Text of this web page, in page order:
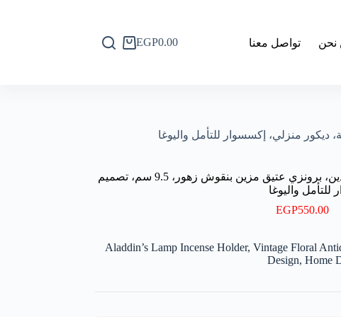
نحن تواصل معنا
عربةEGP0.00
حامل بخور على شكل مصباح علاء الدين، برونزي عتيق مزين بنقوش زهور، 9.5 سم، تصميم
واليوغا
EGP550.00
Aladdin’s Lamp Incense Holder, Vintage Floral
Design, Home